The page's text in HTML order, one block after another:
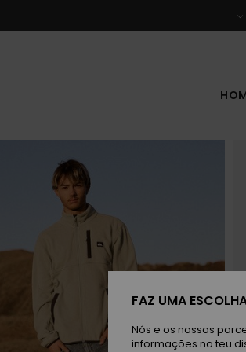
FAZ UMA
Nós e os nossos
informações no teu